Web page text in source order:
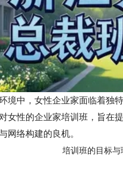
境中，女性企业家面临着独
女性的企业家培训班，旨在
网络构建的良机。
培训班的目标与